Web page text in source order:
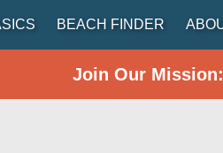
BEACH FINDER
Join Our